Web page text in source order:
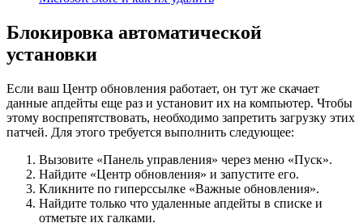
Блокировка автоматической
установки
Если ваш Центр обновления работает, он тут же скачает
данные апдейты еще раз и установит их на компьютер. Чтобы
этому воспрепятствовать, необходимо запретить загрузку этих
патчей. Для этого требуется выполнить следующее:
Вызовите «Панель управления» через меню «Пуск».
Найдите «Центр обновления» и запустите его.
Кликните по гиперссылке «Важные обновления».
Найдите только что удаленные апдейты в списке и
отметьте их галками.